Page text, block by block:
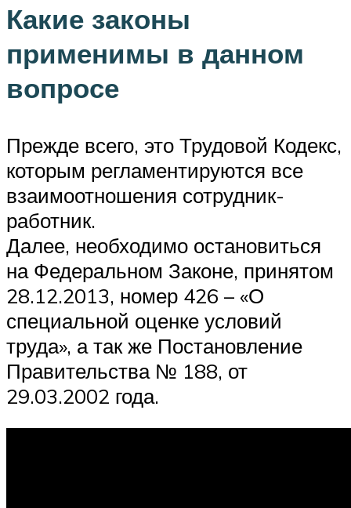
Какие законы
применимы в данном
вопросе
Прежде всего, это Трудовой Кодекс,
которым регламентируются все
взаимоотношения сотрудник-
работник.
Далее, необходимо остановиться
на Федеральном Законе, принятом
28.12.2013, номер 426 – «О
специальной оценке условий
труда», а так же Постановление
Правительства № 188, от
29.03.2002 года.